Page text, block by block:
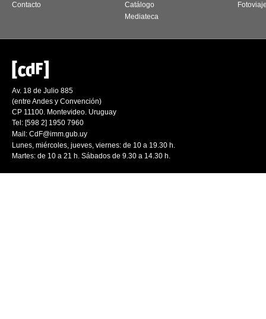
Contacto
Catálogo
Mediateca
Av. 18 de Julio 885
(entre Andes y Convención)
CP 11100. Montevideo. Uruguay
Tel: [598 2] 1950 7960
Mail: CdF@imm.gub.uy
Lunes, miércoles, jueves, viernes: de 10 a 19.30 h.
Martes: de 10 a 21 h. Sábados de 9.30 a 14.30 h.